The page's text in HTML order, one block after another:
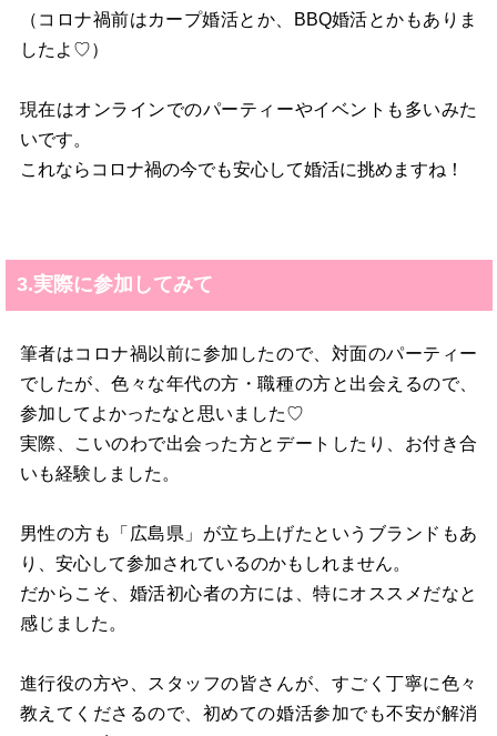
（コロナ禍前はカープ婚活とか、BBQ婚活とかもありま
したよ♡）
現在はオンラインでのパーティーやイベントも多いみた
いです。
これならコロナ禍の今でも安心して婚活に挑めますね！
3.実際に参加してみて
筆者はコロナ禍以前に参加したので、対面のパーティー
でしたが、色々な年代の方・職種の方と出会えるので、
参加してよかったなと思いました♡
実際、こいのわで出会った方とデートしたり、お付き合
いも経験しました。
男性の方も「広島県」が立ち上げたというブランドもあ
り、安心して参加されているのかもしれません。
だからこそ、婚活初心者の方には、特にオススメだなと
感じました。
進行役の方や、スタッフの皆さんが、すごく丁寧に色々
教えてくださるので、初めての婚活参加でも不安が解消